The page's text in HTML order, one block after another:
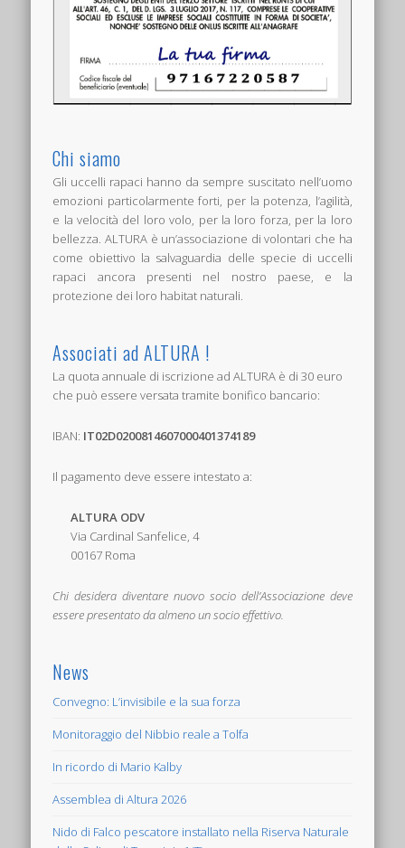
Chi siamo
Gli uccelli rapaci hanno da sempre suscitato nell’uomo
emozioni particolarmente forti, per la potenza, l’agilità,
e la velocità del loro volo, per la loro forza, per la loro
bellezza. ALTURA è un’associazione di volontari che ha
come obiettivo la salvaguardia delle specie di uccelli
rapaci ancora presenti nel nostro paese, e la
protezione dei loro habitat naturali.
Associati ad ALTURA !
La quota annuale di iscrizione ad ALTURA è di 30 euro
che può essere versata tramite bonifico bancario:
IBAN: IT02D0200814607000401374189
Il pagamento deve essere intestato a:
ALTURA ODV
Via Cardinal Sanfelice, 4
00167 Roma
Chi desidera diventare nuovo socio dell’Associazione deve
essere presentato da almeno un socio effettivo.
News
Convegno: L’invisibile e la sua forza
Monitoraggio del Nibbio reale a Tolfa
In ricordo di Mario Kalby
Assemblea di Altura 2026
Nido di Falco pescatore installato nella Riserva Naturale